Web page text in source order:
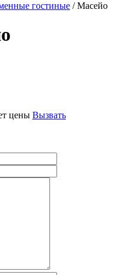
гостиные / Масейо
цены Вызвать